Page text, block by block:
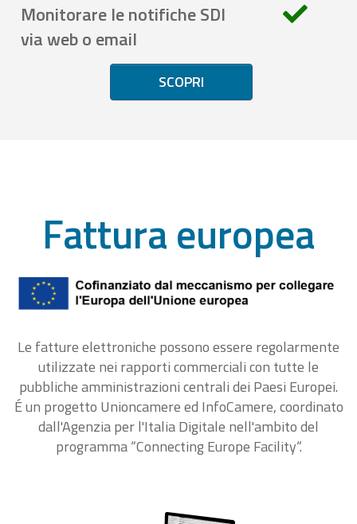
Monitorare le notifiche SDI
via web o email
SCOPRI
Fattura europea
Le fatture elettroniche possono essere regolarmente
utilizzate nei rapporti commerciali con tutte le
pubbliche amministrazioni centrali dei Paesi Europei.
É un progetto Unioncamere ed InfoCamere, coordinato
dall'Agenzia per l'Italia Digitale nell'ambito del
programma “Connecting Europe Facility“.